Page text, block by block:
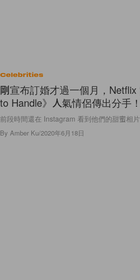
Celebrities
剛宣布訂婚才過一個月，
to Handle》人氣情侶傳出分手！
前段時間還在 Instagram 看到他們的甜蜜相
By Amber Ku/2020年6月18日